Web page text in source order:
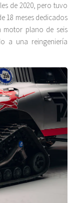
de 2020, pero tuvo
18 meses dedicados
motor plano de seis
a una reingeniería